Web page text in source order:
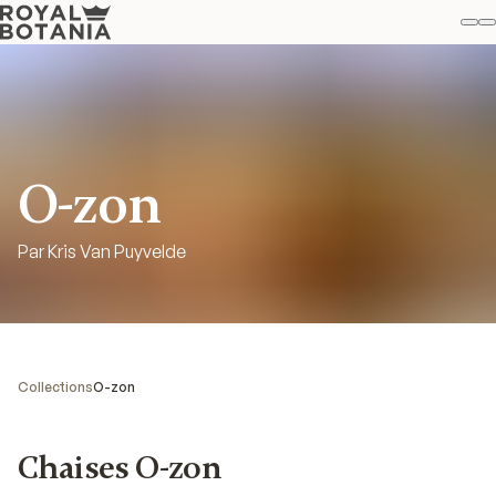
O-zon
Par Kris Van Puyvelde
CollectionsO-zon
Chaises O-zon